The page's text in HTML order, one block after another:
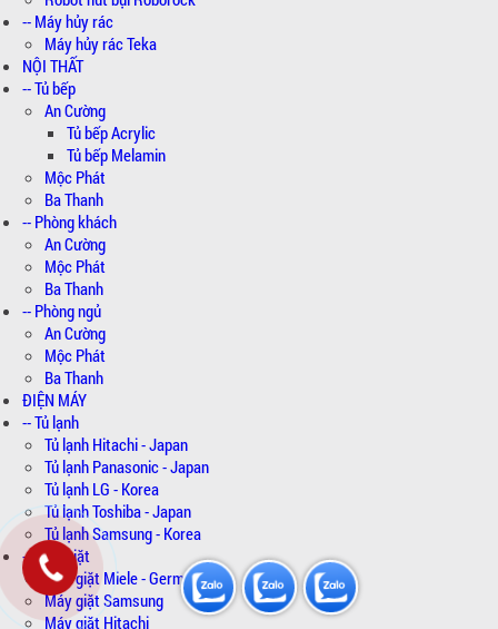
-- Máy hủy rác
Máy hủy rác Teka
NỘI THẤT
-- Tủ bếp
An Cường
Tủ bếp Acrylic
Tủ bếp Melamin
Mộc Phát
Ba Thanh
-- Phòng khách
An Cường
Mộc Phát
Ba Thanh
-- Phòng ngủ
An Cường
Mộc Phát
Ba Thanh
ĐIỆN MÁY
-- Tủ lạnh
Tủ lạnh Hitachi - Japan
Tủ lạnh Panasonic - Japan
Tủ lạnh LG - Korea
Tủ lạnh Toshiba - Japan
Tủ lạnh Samsung - Korea
-- Máy giặt
Máy giặt Miele - Germany
Máy giặt Samsung
Máy giặt Hitachi